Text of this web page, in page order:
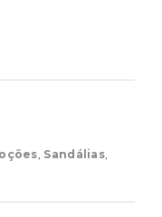
, Sandálias,